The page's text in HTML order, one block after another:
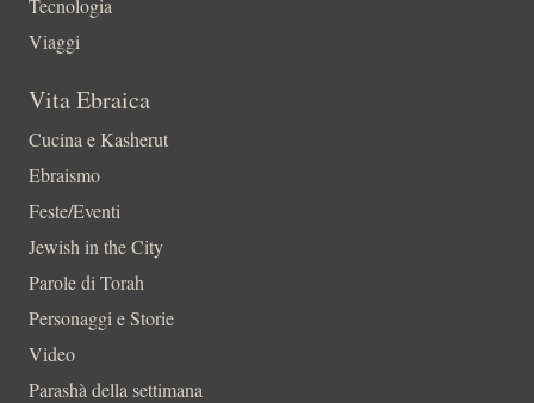
Tecnologia
Viaggi
Vita Ebraica
Cucina e Kasherut
Ebraismo
Feste/Eventi
Jewish in the City
Parole di Torah
Personaggi e Storie
Video
Parashà della settimana